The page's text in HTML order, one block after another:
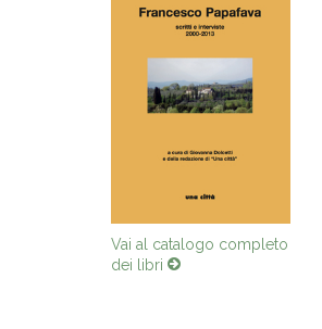
Vai al catalogo completo
dei libri